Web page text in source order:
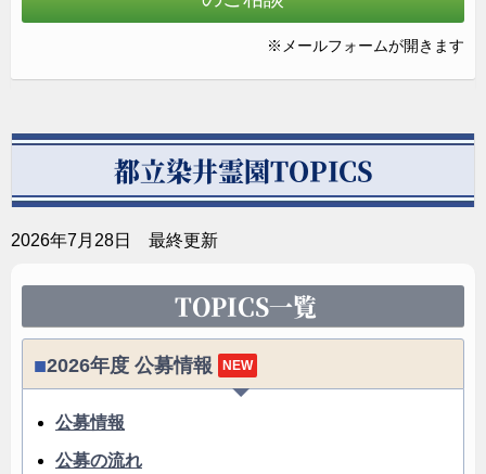
すっきりとした美しさを表現するため石材へ効果的に
後ろ姿も洗練が際立つデザインに仕上がりました。側
面に彫刻を施す仕様となります。
※メールフォームが開きます
都立染井霊園TOPICS
2026年7月28日 最終更新
TOPICS一覧
2026年度 公募情報 NEW
公募情報
公募の流れ